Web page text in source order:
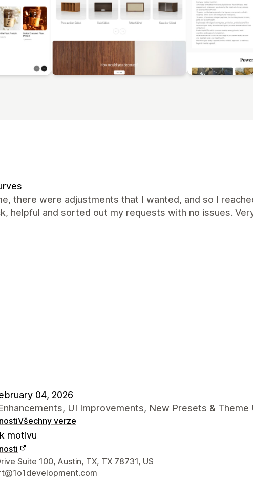
there were adjustments that I wanted, and so I
helpful and sorted out my requests with no issues.
04, 2026
UI Improvements, New Presets & Theme
Všechny verze
motivu
Suite 100, Austin, TX, TX 78731, US